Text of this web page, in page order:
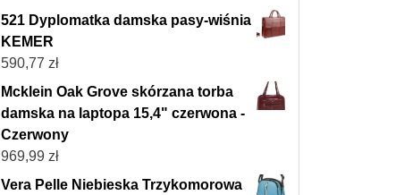
521 Dyplomatka damska pasy-wiśnia
KEMER
590,77 zł
Mcklein Oak Grove skórzana torba
damska na laptopa 15,4" czerwona -
Czerwony
969,99 zł
Vera Pelle Niebieska Trzykomorowa